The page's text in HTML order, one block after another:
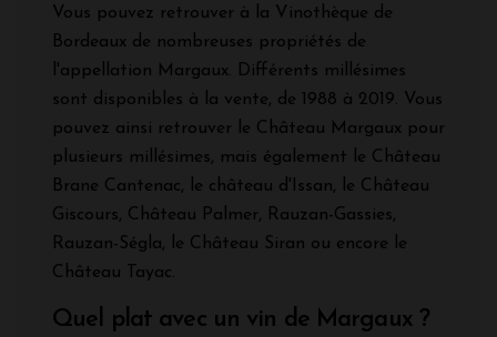
Vous pouvez retrouver à la Vinothèque de
Bordeaux de nombreuses propriétés de
l'appellation Margaux. Différents millésimes
sont disponibles à la vente, de 1988 à 2019. Vous
pouvez ainsi retrouver le Château Margaux pour
plusieurs millésimes, mais également le Château
Brane Cantenac, le château d'Issan, le Château
Giscours, Château Palmer, Rauzan-Gassies,
Rauzan-Ségla, le Château Siran ou encore le
Château Tayac.
Quel plat avec un vin de Margaux ?